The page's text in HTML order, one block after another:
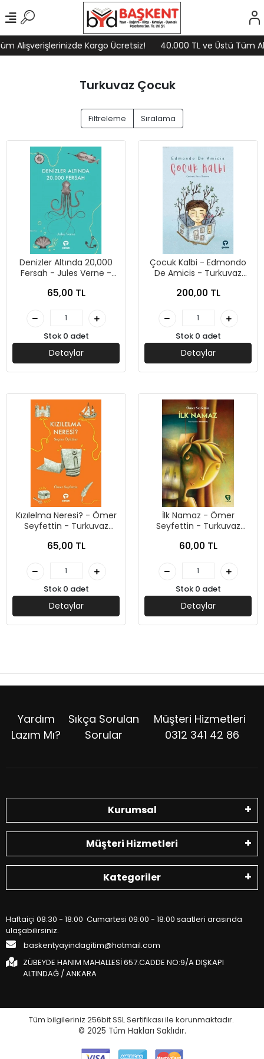
Alışverişlerinizde Kargo Ücretsiz! 40.000 TL ve Üstü Tüm
Turkuvaz Çocuk
Filtreleme Sıralama
Denizler Altında 20,000
Fersah - Jules Verne -
65,00 TL
Stok 0 adet
Detaylar
Çocuk Kalbi - Edmondo
De Amicis - Turkuvaz
200,00 TL
Stok 0 adet
Detaylar
Kızılelma Neresi? - Ömer
Seyfettin - Turkuvaz
65,00 TL
Stok 0 adet
Detaylar
İlk Namaz - Ömer
Seyfettin - Turkuvaz
60,00 TL
Stok 0 adet
Detaylar
Yardım
Lazım Mı?
Sıkça Sorulan
Sorular
Müşteri Hizmetleri
0312 341 42 86
Kurumsal
Müşteri Hizmetleri
Kategoriler
Haftaiçi 08:30 - 18:00 Cumartesi 09:00 - 18:00 saatleri arasında
ulaşabilirsiniz.
baskentyayindagitim@hotmail.com
ZÜBEYDE HANIM MAHALLESİ 657.CADDE NO:9/A DIŞKAPI
ALTINDAĞ / ANKARA
Tüm bilgileriniz 256bit SSL Sertifikası ile korunmaktadır.
© 2025 Tüm Hakları Saklıdır.